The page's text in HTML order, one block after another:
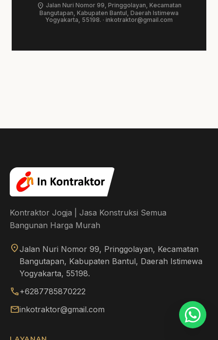
location_on Jalan Nuri Nomor 99, Pringgolayan, Kecamatan
Bangutapan, Kabupaten Bantul, Daerah Istimewa
Yogyakarta, 55198. · inkotraktor@gmail.com
Kontraktor Jogja | Jasa Konstruksi Semua
Bangunan Harga Murah
location_onJalan Nuri Nomor 99, Pringgolayan, Kecamatan
Bangutapan, Kabupaten Bantul, Daerah Istimewa
Yogyakarta, 55198.
call+6287785870222
mailinkotraktor@gmail.com